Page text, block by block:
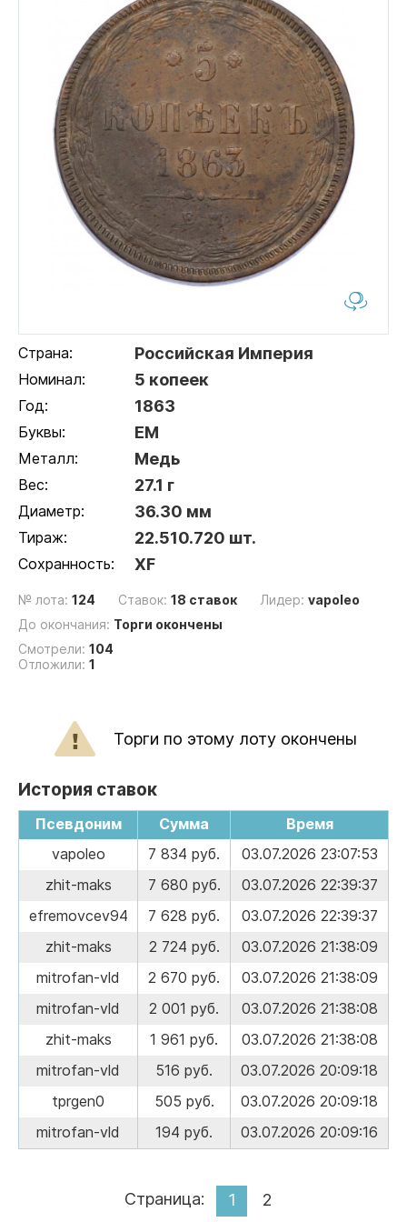
Страна: Российская Империя
Номинал: 5 копеек
Год: 1863
Буквы: ЕМ
Металл: Медь
Вес: 27.1 г
Диаметр: 36.30 мм
Тираж: 22.510.720 шт.
Сохранность: XF
№ лота: 124 Ставок: 18 ставок Лидер: vapoleo
До окончания: Торги окончены
Смотрели: 104
Отложили: 1
Торги по этому лоту окончены
История ставок
Псевдоним Сумма
Время
vapoleo
7 834 руб.
03.07.2026 23:07:53
zhit-maks
7 680 руб.
03.07.2026 22:39:37
efremovcev94
7 628 руб.
03.07.2026 22:39:37
zhit-maks
2 724 руб.
03.07.2026 21:38:09
mitrofan-vld
2 670 руб.
03.07.2026 21:38:09
mitrofan-vld
2 001 руб.
03.07.2026 21:38:08
zhit-maks
1 961 руб.
03.07.2026 21:38:08
mitrofan-vld
516 руб.
03.07.2026 20:09:18
tprgen0
505 руб.
03.07.2026 20:09:18
mitrofan-vld
194 руб. 03.07.2026 20:09:16
Страница: 1 2